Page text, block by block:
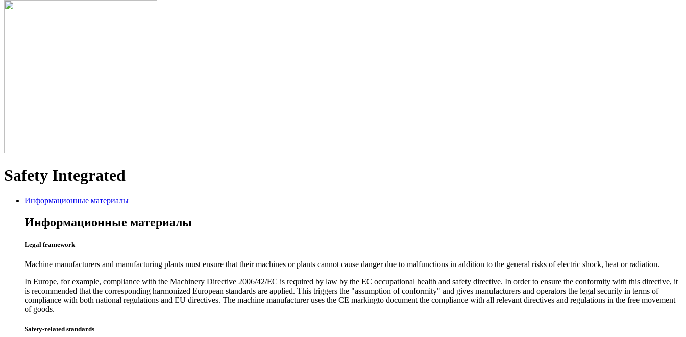
Safety Integrated
Информационные материалы
Информационные материалы
Legal framework
Machine manufacturers and manufacturing plants must ensure that their machines or plants cannot cause danger due to malfunctions in addition to the general risks of electric shock, heat or radiation.
In Europe, for example, compliance with the Machinery Directive 2006/42/EC is required by law by the EC occupational health and safety directive. In order to ensure the conformity with this directive, it
is recommended that the corresponding harmonized European standards are applied. This triggers the "assumption of conformity" and gives manufacturers and operators the legal security in terms of
compliance with both national regulations and EU directives. The machine manufacturer uses the CE markingto document the compliance with all relevant directives and regulations in the free movement
of goods.
Safety-related standards